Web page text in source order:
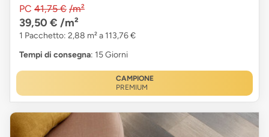
PC 41,75 € /m²
39,50 € /m²
1 Pacchetto: 2,88 m² a 113,76 €
Tempi di consegna: 15 Giorni
CAMPIONE
PREMIUM